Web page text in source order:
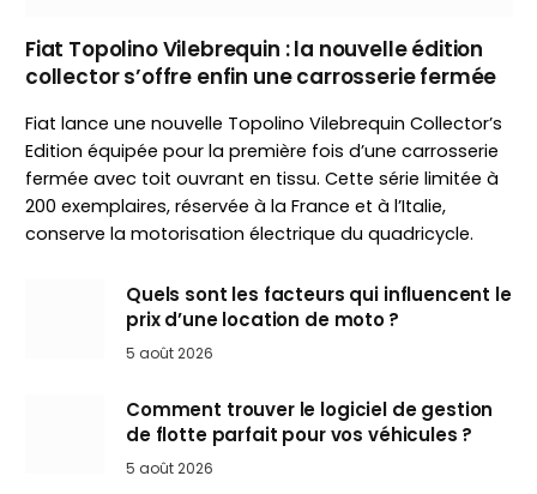
Fiat Topolino Vilebrequin : la nouvelle édition
collector s’offre enfin une carrosserie fermée
Fiat lance une nouvelle Topolino Vilebrequin Collector’s
Edition équipée pour la première fois d’une carrosserie
fermée avec toit ouvrant en tissu. Cette série limitée à
200 exemplaires, réservée à la France et à l’Italie,
conserve la motorisation électrique du quadricycle.
Quels sont les facteurs qui influencent le
prix d’une location de moto ?
5 août 2026
Comment trouver le logiciel de gestion
de flotte parfait pour vos véhicules ?
5 août 2026